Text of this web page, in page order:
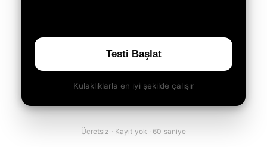
Testi Başlat
Kulaklıklarla en iyi şekilde çalışır
Ücretsiz · Kayıt yok · 60 saniye